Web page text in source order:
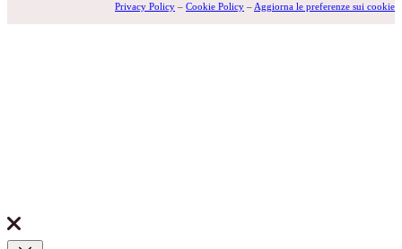
Privacy Policy – Cookie Policy – Aggiorna le preferenze sui cookie